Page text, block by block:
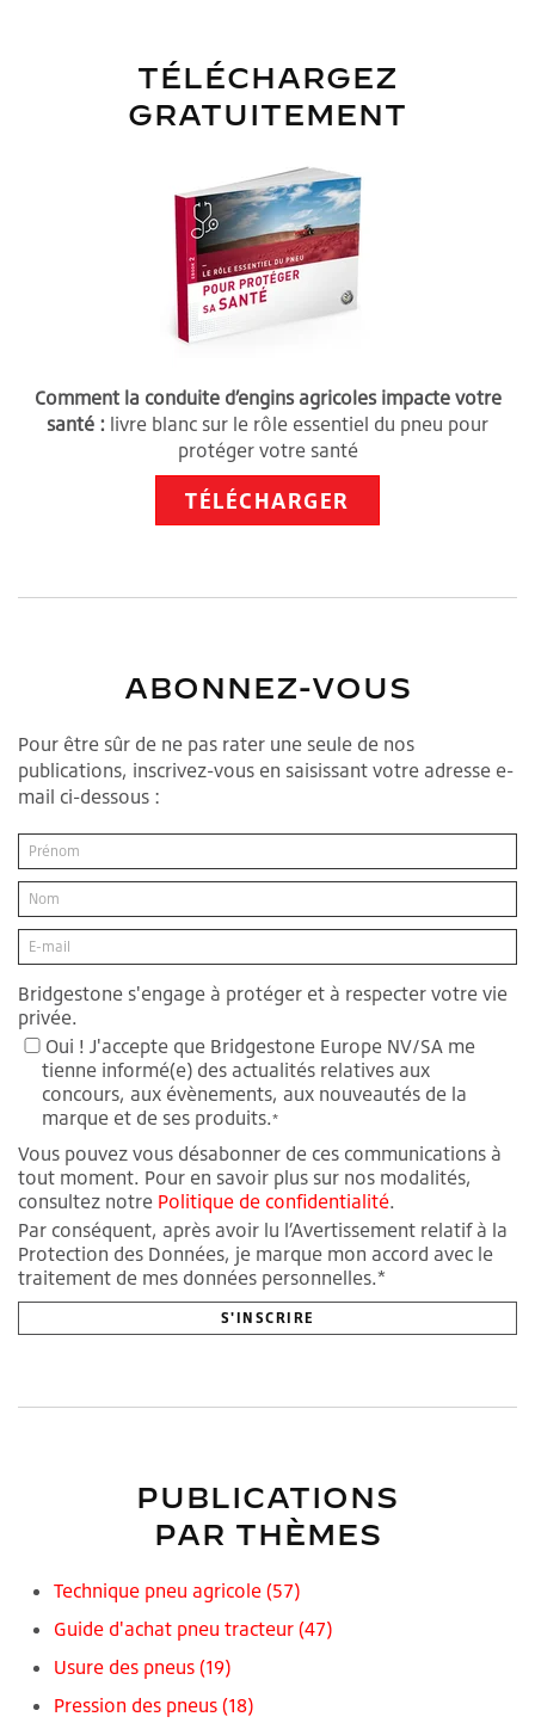
TÉLÉCHARGEZ
GRATUITEMENT
Comment la conduite d’engins agricoles impacte votre
santé : livre blanc sur le rôle essentiel du pneu pour
protéger votre santé
TÉLÉCHARGER
ABONNEZ-VOUS
Pour être sûr de ne pas rater une seule de nos
publications, inscrivez-vous en saisissant votre adresse e-
mail ci-dessous :
Bridgestone s'engage à protéger et à respecter votre vie
privée.
Oui ! J'accepte que Bridgestone Europe NV/SA me
tienne informé(e) des actualités relatives aux
concours, aux évènements, aux nouveautés de la
marque et de ses produits.*
Vous pouvez vous désabonner de ces communications à
tout moment. Pour en savoir plus sur nos modalités,
consultez notre Politique de confidentialité.
Par conséquent, après avoir lu l’Avertissement relatif à la
Protection des Données, je marque mon accord avec le
traitement de mes données personnelles.*
PUBLICATIONS
PAR THÈMES
Technique pneu agricole (57)
Guide d'achat pneu tracteur (47)
Usure des pneus (19)
Pression des pneus (18)